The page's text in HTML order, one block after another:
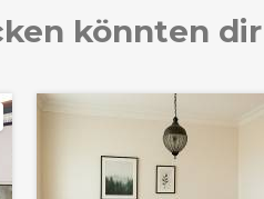
könnten